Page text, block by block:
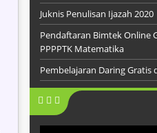
Juknis Penulisan Ijazah 2020
Pendaftaran Bimtek Online
PPPPTK Matematika
Pembelajaran Daring Gratis